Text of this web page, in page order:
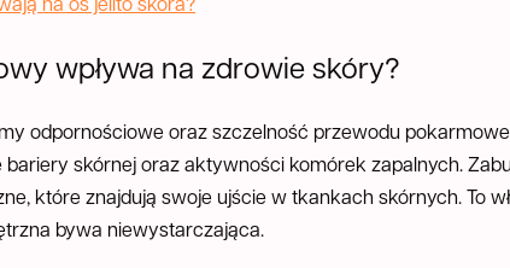
wpływa na zdrowie skóry?
odpornościowe oraz szczelność przewodu
skórnej oraz aktywności komórek zapalnych.
które znajdują swoje ujście w tkankach skórnych. To
bywa niewystarczająca.